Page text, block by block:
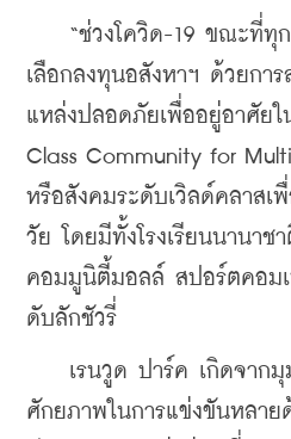
“ช่วงโควิด-19 ขณะที่ทุกค
เลือกลงทุนอสังหาฯ ด้วยการ
แหล่งปลอดภัยเพื่ออยู่อาศัยใ
Class Community for
หรือสังคมระดับเวิลด์คลาสเ
วัย โดยมีทั้งโรงเรียนนานา
คอมมูนิตี้มอลล์ สปอร์ตคอม
ดับลักชัวรี่
เรนวูด ปาร์ค เกิดจากมุม
ศักยภาพในการแข่งขันหลา